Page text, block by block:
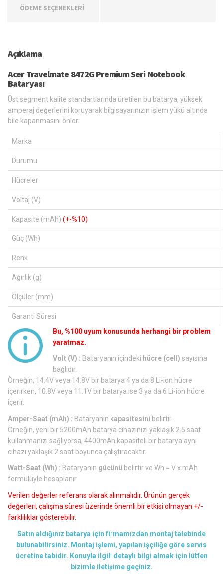
ÖDEME SEÇENEKLERİ
Açıklama
Acer Travelmate 8472G Premium Seri Notebook
Bataryası
Üst segment kalite standartlarında üretilen bu batarya, yüksek
amperaj değerlerini koruyarak bilgisayarınızın işlem yükü altında
bile kapanmasını önler.
Marka
Durumu
Hücreler
Voltaj (V)
Kapasite (mAh) (+-%10)
Güç (Wh)
Renk
Ağırlık (g)
Ölçüler (mm)
Garanti Süresi
Bu, %100 uyum konusunda herhangi bir problem
yaratmaz.
Volt (V) : Bataryanın içindeki hücre (cell) sayısına
bağlıdır.
Örneğin, 14.4V veya 14.8V bir batarya 4 ya da 8 Li-ion hücre
içerirken, 10.8V veya 11.1V bir batarya ise 3 ya da 6 Li-ion hücre
içerir.
Amper-Saat (mAh) : Bataryanın kapasitesini belirtir.
Örneğin, yeni bir 5200mAh batarya cihazınızı yaklaşık 2.5 saat
kullanmanızı sağlıyorsa, 4400mAh kapasiteli bir batarya aynı
cihazı yaklaşık 2 saat boyunca çalıştıracaktır.
Watt-Saat (Wh) : Bataryanın gücünü belirtir ve Wh = V x mAh
formülüyle hesaplanır
Verilen değerler referans olarak alınmalıdır. Ürünün gerçek
değerleri, çalışma süresi üzerinde önemli bir etkisi olmayan +/-
farklılıklar gösterebilir.
Satın aldığınız batarya için firmamızdan montaj talebinde
bulunabilirsiniz. Montaj işlemi, yapılan işçiliğe göre servis
ücretine tabidir. Konuyla ilgili detaylı bilgi almak için lütfen
bizimle iletişime geçiniz.